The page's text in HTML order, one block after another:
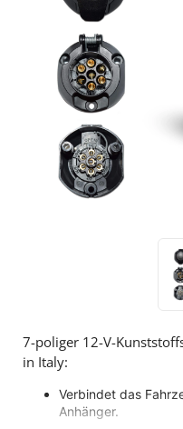
7-poliger 12-V-
in Italy:
Verbindet das
Anhänger.